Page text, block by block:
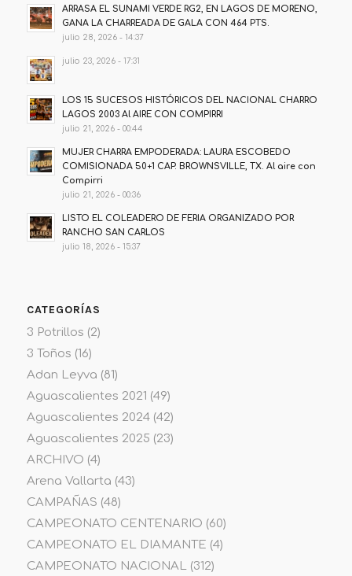
ARRASA EL SUNAMI VERDE RG2, EN LAGOS DE MORENO,
GANA LA CHARREADA DE GALA CON 464 PTS.
julio 28, 2026 - 14:37
julio 23, 2026 - 17:31
LOS 15 SUCESOS HISTÓRICOS DEL NACIONAL CHARRO
LAGOS 2003 Al AIRE CON COMPIRRI
julio 21, 2026 - 00:44
MUJER CHARRA EMPODERADA: LAURA ESCOBEDO
COMISIONADA 50+1 CAP. BROWNSVILLE, TX. Al aire con
Compirri
julio 21, 2026 - 00:36
LISTO EL COLEADERO DE FERIA ORGANIZADO POR
RANCHO SAN CARLOS
julio 18, 2026 - 15:37
CATEGORÍAS
3 Potrillos (2)
3 Toños (16)
Adan Leyva (81)
Aguascalientes 2021 (49)
Aguascalientes 2024(42)
Aguascalientes 2025 (23)
ARCHIVO (4)
Arena Vallarta (43)
CAMPAÑAS (48)
CAMPEONATO CENTENARIO (60)
CAMPEONATO EL DIAMANTE (4)
CAMPEONATO NACIONAL(312)